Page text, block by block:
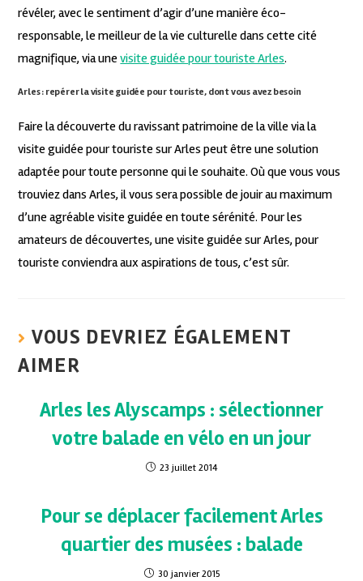
révéler, avec le sentiment d’agir d’une manière éco-
responsable, le meilleur de la vie culturelle dans cette cité
magnifique, via unevisite guidée pour touriste Arles.
Arles : repérer la visite guidée pour touriste, dont vous avez besoin
Faire la découverte du ravissant patrimoine de la ville via la
visite guidée pour touriste sur Arles peut être une solution
adaptée pour toute personne qui le souhaite. Où que vous vous
trouviez dans Arles, il vous sera possible de jouir au maximum
d’une agréable visite guidée en toute sérénité. Pour les
amateurs de découvertes, une visite guidée sur Arles, pour
touriste conviendra aux aspirations de tous, c’est sûr.
VOUS DEVRIEZ ÉGALEMENT
AIMER
Arles les Alyscamps : sélectionner
votre balade en vélo en un jour
23 juillet 2014
Pour se déplacer facilement Arles
quartier des musées : balade
30 janvier 2015